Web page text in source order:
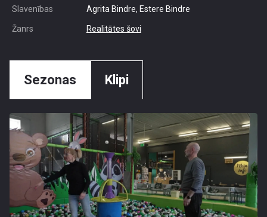
Slavenības Agrita Bindre, Estere Bindre
Žanrs Realitātes šovi
Sezonas Klipi